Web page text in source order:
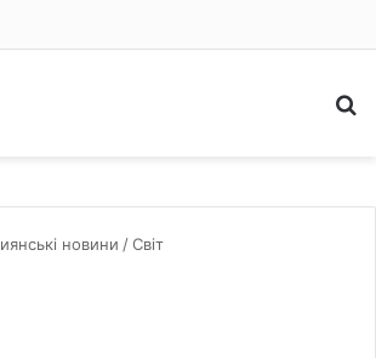
новини /Світ